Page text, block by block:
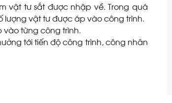
vật tư sắt được nhập về. Trong quá
lượng vật tư được áp vào công trình.
từng công trình.
tới tiến độ công trình, công nhân